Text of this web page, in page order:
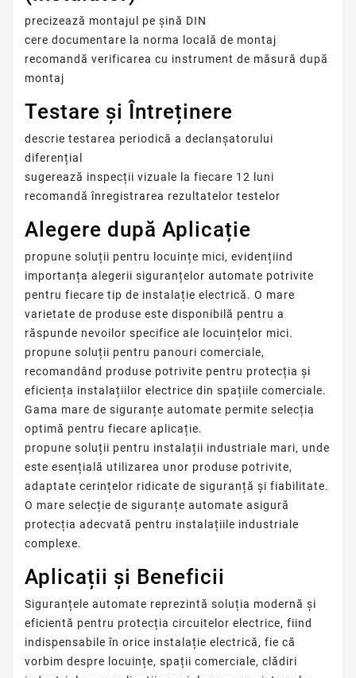
precizează montajul pe șină DIN
cere documentare la norma locală de montaj
recomandă verificarea cu instrument de măsură după
montaj
Testare și Întreținere
descrie testarea periodică a declanșatorului
diferențial
sugerează inspecții vizuale la fiecare 12 luni
recomandă înregistrarea rezultatelor testelor
Alegere după Aplicație
propune soluții pentru locuințe mici, evidențiind
importanța alegerii siguranțelor automate potrivite
pentru fiecare tip de instalație electrică. O mare
varietate de produse este disponibilă pentru a
răspunde nevoilor specifice ale locuințelor mici.
propune soluții pentru panouri comerciale,
recomandând produse potrivite pentru protecția și
eficiența instalațiilor electrice din spațiile comerciale.
Gama mare de siguranțe automate permite selecția
optimă pentru fiecare aplicație.
propune soluții pentru instalații industriale mari, unde
este esențială utilizarea unor produse potrivite,
adaptate cerințelor ridicate de siguranță și fiabilitate.
O mare selecție de siguranțe automate asigură
protecția adecvată pentru instalațiile industriale
complexe.
Aplicații și Beneficii
Siguranțele automate reprezintă soluția modernă și
eficientă pentru protecția circuitelor electrice, fiind
indispensabile în orice instalație electrică, fie că
vorbim despre locuințe, spații comerciale, clădiri